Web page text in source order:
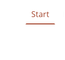
Start